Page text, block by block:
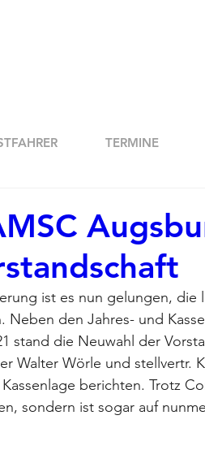
TERMINE
ist es nun gelungen, die
Neben den Jahres- und
stand die Neuwahl der
Walter Wörle und stellvertr.
berichten. Trotz
sondern ist sogar auf